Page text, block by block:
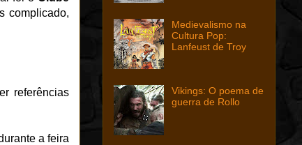
complicado,
referências
a feira
Medievalismo na
Cultura Pop:
Lanfeust de Troy
Vikings: O poema de
guerra de Rollo